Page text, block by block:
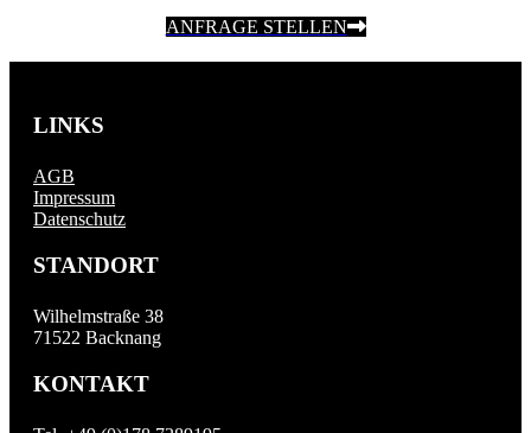
ANFRAGE STELLEN
LINKS
AGB
Impressum
Datenschutz
STANDORT
Wilhelmstraße 38
71522 Backnang
KONTAKT